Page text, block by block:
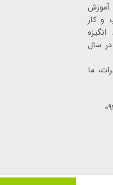
و کار
سال
ما